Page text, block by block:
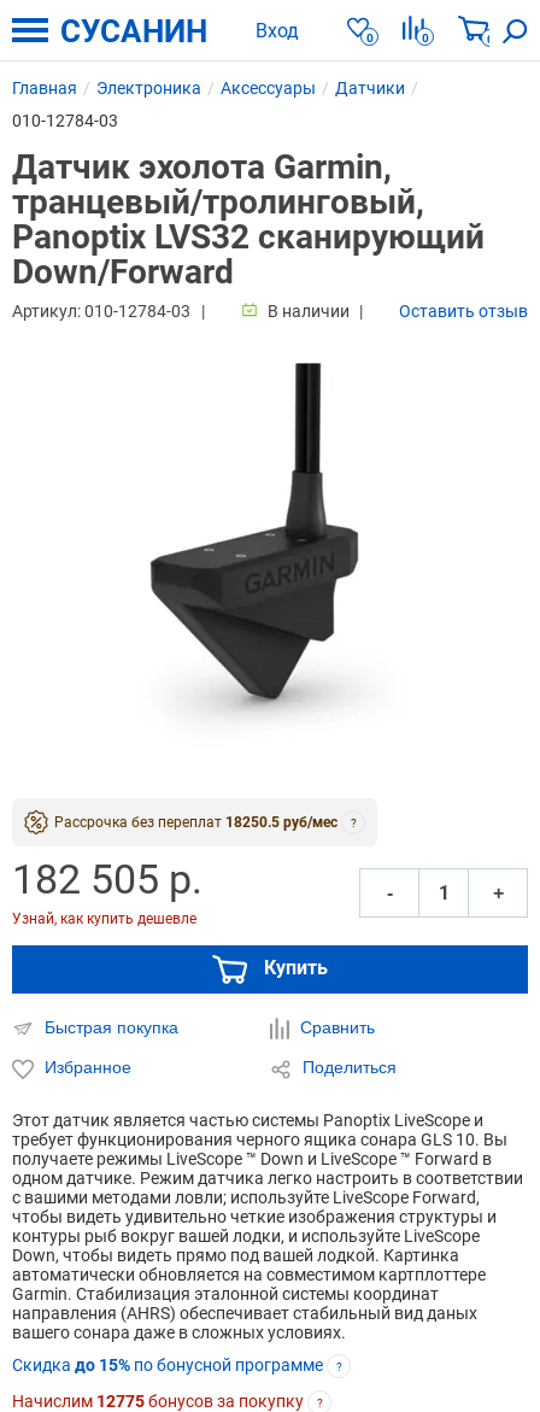
Вход 0 0 0
СУСАНИН
Главная Электроника Аксессуары
Датчики
010-12784-03
Датчик эхолота Garmin,
транцевый/тролинговый,
Panoptix LVS32 cканирующий
Down/Forward
Артикул:010-12784-03 В наличии Оставить отзыв
Рассрочка без переплат 18250.5 руб/мес ?
182 505 р.
Узнай, как купить дешевле
‐ +
Купить
Быстрая покупка Сравнить
Избранное Поделиться
Этот датчик является частью системы Panoptix LiveScope и
требует функционирования черного ящика сонара GLS 10. Вы
получаете режимы LiveScope ™ Down и LiveScope ™ Forward в
одном датчике. Режим датчика легко настроить в соответствии
с вашими методами ловли; используйте LiveScope Forward,
чтобы видеть удивительно четкие изображения структуры и
контуры рыб вокруг вашей лодки, и используйте LiveScope
Down, чтобы видеть прямо под вашей лодкой. Картинка
автоматически обновляется на совместимом картплоттере
Garmin. Стабилизация эталонной системы координат
направления (AHRS) обеспечивает стабильный вид даных
вашего сонара даже в сложных условиях.
Скидка до 15% по бонусной программе ?
Начислим 12775бонусов за покупку ?